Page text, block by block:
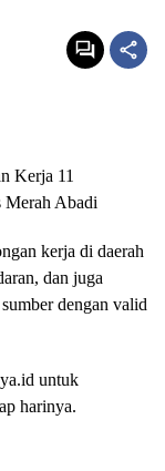
Kerja 11
Merah Abadi
kerja di daerah
dan juga
dengan valid
untuk
harinya.